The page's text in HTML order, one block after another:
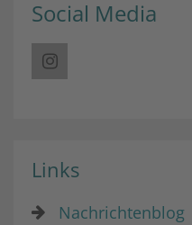
Social Media
Links
Nachrichtenblog